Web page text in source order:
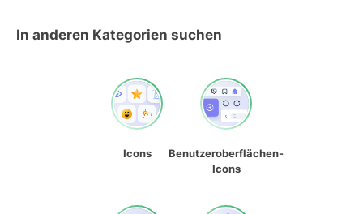
In anderen Kategorien suchen
Icons
Benutzeroberflächen-
Icons